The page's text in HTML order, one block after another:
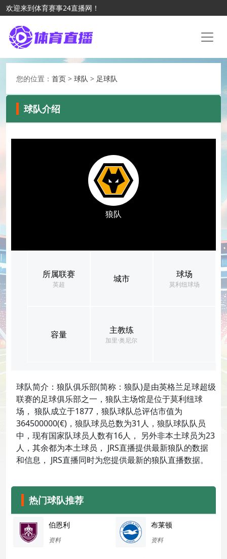
欢迎来到体育赛事24直播网！
您的位置： 首页 > 球队 > 足球队
球队介绍
狼队
所属联赛
英超
城市 球场
莫利纽球场
容量 主教练
加里·奥尼尔
球队简介：狼队俱乐部(简称：狼队)是由英格兰足球超级
联赛的足球俱乐部之一，狼队主场馆是位于莫利纽球
场， 狼队成立于1877，狼队球队总评估市值为
364500000(€)，狼队球员总数为31人，狼队球队队员
中，现有国家队球员人数有16人， 另外非本土球员为23
人，其余都为本土球员， JRS直播提供最新狼队的数据
和信息， JRS直播同时为您提供最新的狼队直播数据。
热门球队推荐
伯恩利
资料
布莱顿
资料